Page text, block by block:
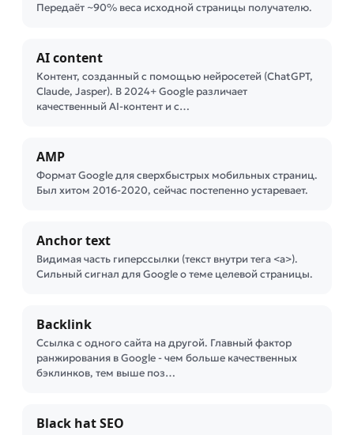
Передаёт ~90% веса исходной страницы получателю.
AI content
Контент, созданный с помощью нейросетей (ChatGPT,
Claude, Jasper). В 2024+ Google различает
качественный AI-контент и с…
AMP
Формат Google для сверхбыстрых мобильных страниц.
Был хитом 2016-2020, сейчас постепенно устаревает.
Anchor text
Видимая часть гиперссылки (текст внутри тега <a>).
Сильный сигнал для Google о теме целевой страницы.
Backlink
Ссылка с одного сайта на другой. Главный фактор
ранжирования в Google - чем больше качественных
бэклинков, тем выше поз…
Black hat SEO